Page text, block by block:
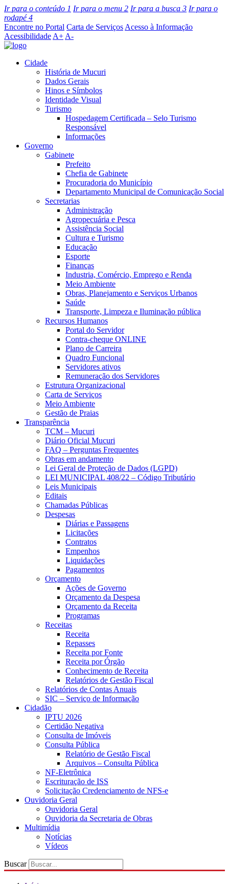
Ir para o conteúdo 1 Ir para o menu 2 Ir para a busca 3 Ir para o
rodapé4
Encontre no Portal Carta de Serviços Acesso à Informação
Acessibilidade A+ A-
Cidade
História de Mucuri
Dados Gerais
Hinos e Símbolos
Identidade Visual
Turismo
Hospedagem Certificada – Selo Turismo
Responsável
Informações
Governo
Gabinete
Prefeito
Chefia de Gabinete
Procuradoria do Município
Departamento Municipal de Comunicação Social
Secretarias
Administração
Agropecuária e Pesca
Assistência Social
Cultura e Turismo
Educação
Esporte
Finanças
Industria, Comércio, Emprego e Renda
Meio Ambiente
Obras, Planejamento e Serviços Urbanos
Saúde
Transporte, Limpeza e Iluminação pública
Recursos Humanos
Portal do Servidor
Contra-cheque ONLINE
Plano de Carreira
Quadro Funcional
Servidores ativos
Remuneração dos Servidores
Estrutura Organizacional
Carta de Serviços
Meio Ambiente
Gestão de Praias
Transparência
TCM – Mucuri
Diário Oficial Mucuri
FAQ – Perguntas Frequentes
Obras em andamento
Lei Geral de Proteção de Dados (LGPD)
LEI MUNICIPAL 408/22 – Código Tributário
Leis Municipais
Editais
Chamadas Públicas
Despesas
Diárias e Passagens
Licitações
Contratos
Empenhos
Liquidações
Pagamentos
Orçamento
Ações de Governo
Orçamento da Despesa
Orçamento da Receita
Programas
Receitas
Receita
Repasses
Receita por Fonte
Receita por Órgão
Conhecimento de Receita
Relatórios de Gestão Fiscal
Relatórios de Contas Anuais
SIC – Serviço de Informação
Cidadão
IPTU 2026
Certidão Negativa
Consulta de Imóveis
Consulta Pública
Relatório de Gestão Fiscal
Arquivos – Consulta Pública
NF-Eletrônica
Escrituração de ISS
Solicitação Credenciamento de NFS-e
Ouvidoria Geral
Ouvidoria Geral
Ouvidoria da Secretaria de Obras
Multimídia
Notícias
Vídeos
Buscar